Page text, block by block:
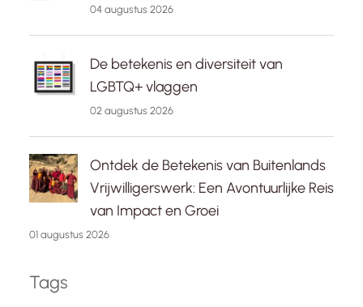
04 augustus 2026
De betekenis en diversiteit van
LGBTQ+ vlaggen
02 augustus 2026
Ontdek de Betekenis van Buitenlands
Vrijwilligerswerk: Een Avontuurlijke Reis
van Impact en Groei
01 augustus 2026
Tags